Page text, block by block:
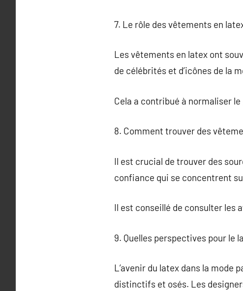
7. Le rôle des vêtements en
Les vêtements en latex ont
de célébrités et d’icônes de la
Cela a contribué à normaliser
8. Comment trouver des
Il est crucial de trouver des
confiance qui se concentrent
Il est conseillé de consulter les
9. Quelles perspectives pour le
L’avenir du latex dans la mode
distinctifs et osés. Les